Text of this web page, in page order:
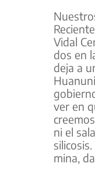
Vidal
dos en
deja a
ver en
ni el
mina,